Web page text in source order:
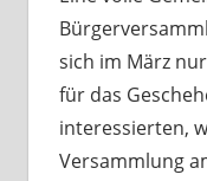
sich im März
für das
interessierten,
Versammlung